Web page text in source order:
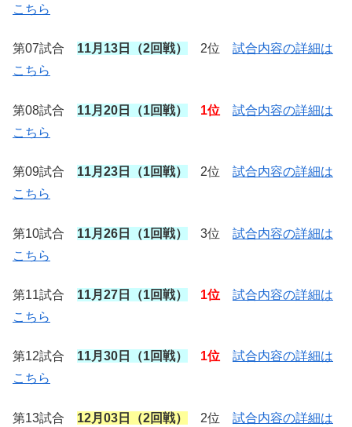
こちら
第07試合 11月13日（2回戦） 2位 試合内容の詳細は
こちら
第08試合 11月20日（1回戦） 1位
試合内容の詳細は
こちら
第09試合 11月23日（1回戦） 2位 試合内容の詳細は
こちら
第10試合 11月26日（1回戦） 3位 試合内容の詳細は
こちら
第11試合 11月27日（1回戦） 1位
試合内容の詳細は
こちら
第12試合 11月30日（1回戦） 1位
試合内容の詳細は
こちら
第13試合 12月03日（2回戦） 2位 試合内容の詳細は